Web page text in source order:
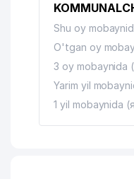
Shu oy
O'tgan oy
3 oy mobaynida
Yarim yil
1 yil mobaynida